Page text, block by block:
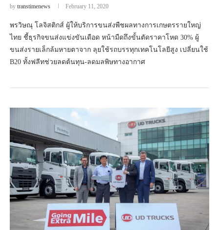
by transtimenews February 11, 2020
พรวิษณุ โลจิสติกส์ ผู้ให้บริการขนส่งพืชผลทางการเกษตรรายใหญ่
ไทย ชี้ธุรกิจขนส่งแข่งขันเดือด หน้ามืดถึงขั้นตัดราคาโหด 30% ผู้
ขนส่งรายเล็กล้มหายตาจาก ลุยใช้รถบรรทุกเทคโนโลยีสูง เปลี่ยนใช้
B20 ทั้งฟลีทช่วยลดต้นทุน-ลดมลพิษทางอากาศ